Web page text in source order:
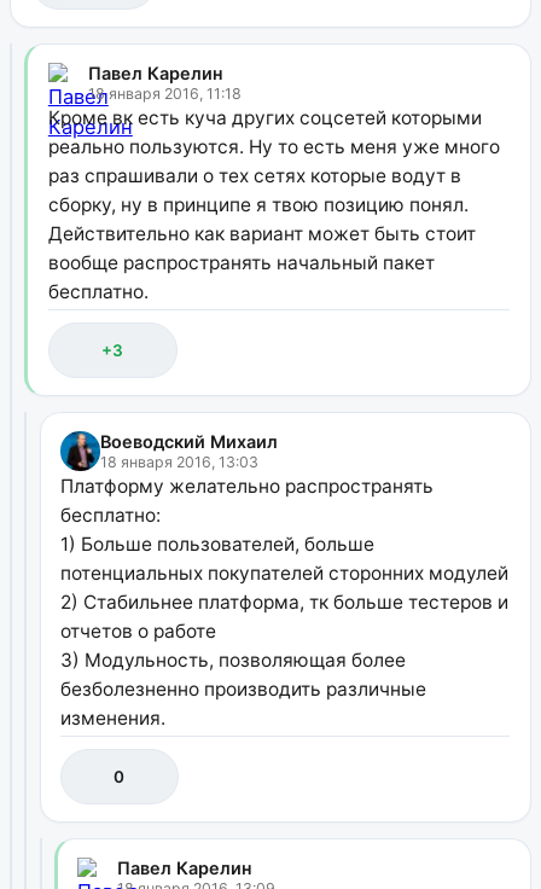
Павел Карелин
18 января 2016, 11:18
Кроме вк есть куча других соцсетей которыми
реально пользуются. Ну то есть меня уже много
раз спрашивали о тех сетях которые водут в
сборку, ну в принципе я твою позицию понял.
Действительно как вариант может быть стоит
вообще распространять начальный пакет
бесплатно.
+3
Воеводский Михаил
18 января 2016, 13:03
Платформу желательно распространять
бесплатно:
1) Больше пользователей, больше
потенциальных покупателей сторонних модулей
2) Стабильнее платформа, тк больше тестеров и
отчетов о работе
3) Модульность, позволяющая более
безболезненно производить различные
изменения.
0
Павел Карелин